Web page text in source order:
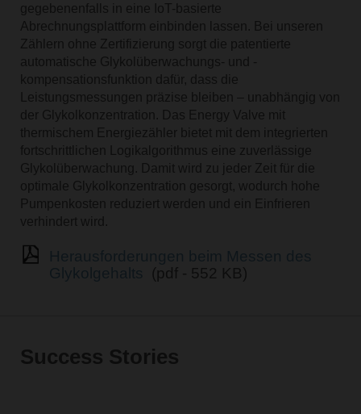
gegebenenfalls in eine IoT-basierte
Abrechnungsplattform einbinden lassen. Bei unseren
Zählern ohne Zertifizierung sorgt die patentierte
automatische Glykolüberwachungs- und -
kompensationsfunktion dafür, dass die
Leistungsmessungen präzise bleiben – unabhängig von
der Glykolkonzentration. Das Energy Valve mit
thermischem Energiezähler bietet mit dem integrierten
fortschrittlichen Logikalgorithmus eine zuverlässige
Glykolüberwachung. Damit wird zu jeder Zeit für die
optimale Glykolkonzentration gesorgt, wodurch hohe
Pumpenkosten reduziert werden und ein Einfrieren
verhindert wird.
(pdf - 552 KB)
Success Stories